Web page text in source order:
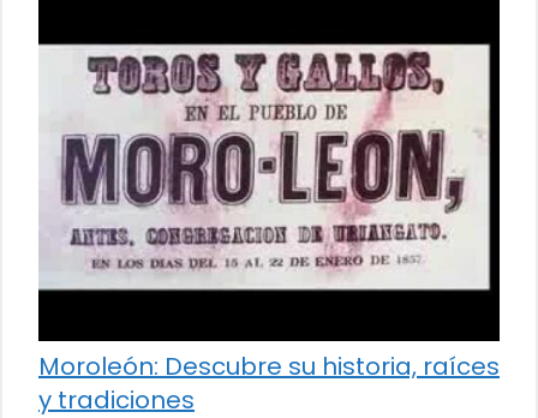
Moroleón: Descubre su historia, raíces
y tradiciones